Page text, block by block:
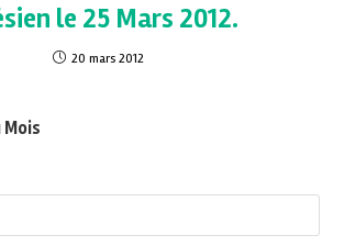
le 25 Mars 2012.
20 mars 2012